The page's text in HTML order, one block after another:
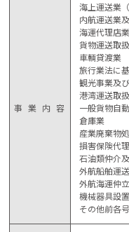
事業内容
海上運送業
内航運送業
海運代理店業
貨物運送取
車輌貸渡業
旅行業法に
観光事業及
港湾運送取
一般貨物自
倉庫業
産業廃棄物
損害保険代
石油類仲介
外航船舶運
外航海運仲
機械器具設
その他前各